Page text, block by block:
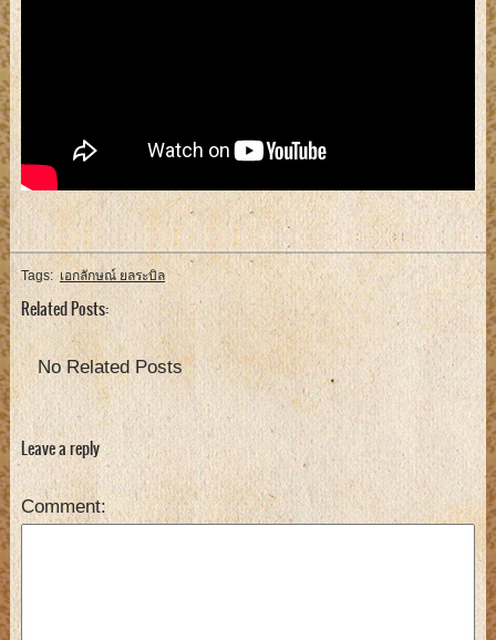
Tags:เอกลักษณ์ ยลระบิล
Related Posts:
No Related Posts
Leave a reply
Comment